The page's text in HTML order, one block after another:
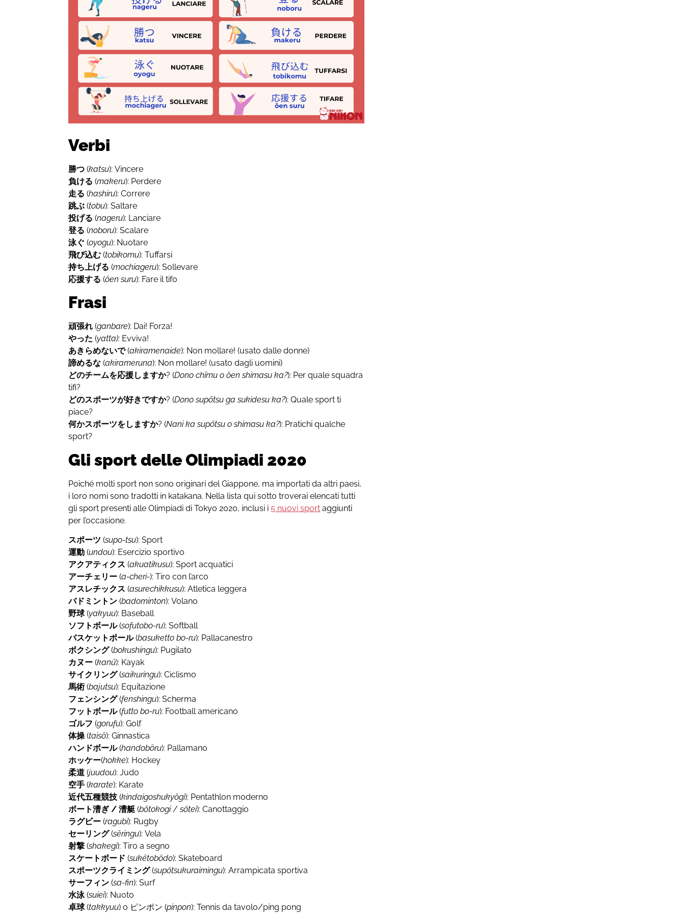
Verbi
勝つ (katsu): Vincere
負ける (makeru): Perdere
走る (hashiru): Correre
跳ぶ (tobu): Saltare
投げる (nageru): Lanciare
登る (noboru): Scalare
泳ぐ (oyogu): Nuotare
飛び込む (tobikomu): Tuffarsi
持ち上げる (mochiageru): Sollevare
応援する (ōen suru): Fare il tifo
Frasi
頑張れ (ganbare): Dai! Forza!
やった (yatta): Evviva!
あきらめないで(akiramenaide): Non mollare! (usato dalle donne)
諦めるな (akirameruna): Non mollare! (usato dagli uomini)
どのチームを応援しますか? (Dono chīmu o ōen shimasu ka?): Per quale squadra
tifi?
どのスポーツが好きですか? (Dono supōtsu ga sukidesu ka?): Quale sport ti
piace?
何かスポーツをしますか? (Nani ka supōtsu o shimasu ka?): Pratichi qualche
sport?
Gli sport delle Olimpiadi 2020
Poiché molti sport non sono originari del Giappone, ma importati da altri paesi,
i loro nomi sono tradotti in katakana. Nella lista qui sotto troverai elencati tutti
gli sport presenti alle Olimpiadi di Tokyo 2020, inclusi i 5 nuovi sport aggiunti
per l’occasione.
スポーツ (supo-tsu): Sport
運動 (undou): Esercizio sportivo
アクアティクス (akuatikusu): Sport acquatici
アーチェリー (a-cheri-): Tiro con l’arco
アスレチックス (asurechikkusu): Atletica leggera
バドミントン (badominton): Volano
野球(yakyuu): Baseball
ソフトボール(sofutobo-ru): Softball
バスケットボール(basuketto bo-ru): Pallacanestro
ボクシング(bokushingu): Pugilato
カヌー (kanū): Kayak
サイクリング(saikuringu): Ciclismo
馬術(bajutsu): Equitazione
フェンシング(fenshingu): Scherma
フットボール(futto bo-ru): Football americano
ゴルフ (gorufu): Golf
体操(taisō): Ginnastica
ハンドボール(handobōru): Pallamano
ホッケー(hokke): Hockey
柔道 (juudou): Judo
空手(karate): Karate
近代五種競技 (kindaigoshukyōgi): Pentathlon moderno
ボート漕ぎ / 漕艇 (bōtokogi/sōtei): Canottaggio
ラグビー (ragubi): Rugby
セーリング(sēringu): Vela
射撃 (shakegi): Tiro a segno
スケートボード (sukētobōdo): Skateboard
スポーツクライミング(supōtsukuraimingu): Arrampicata sportiva
サーフィン (sa-fin): Surf
水泳(suiei): Nuoto
卓球(takkyuu) o ピンポン (pinpon): Tennis da tavolo/ping pong